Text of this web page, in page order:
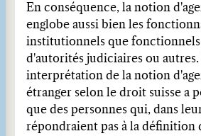
En conséquence, la notion
englobe aussi bien les
institutionnels que fonctionnels
d'autorités judiciaires ou autres.
interprétation de la notion
étranger selon le droit suisse a
que des personnes qui, dans
répondraient pas à la définition